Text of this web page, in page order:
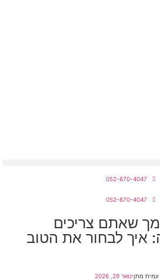
052-670-4047
052-670-4047
שאתם צריכים
איך לבחור את הטוב
עמית מתןינואר 29, 2026